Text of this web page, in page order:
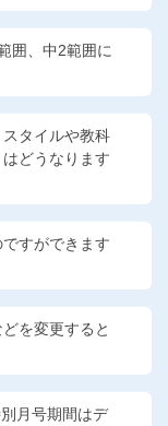
囲、中2範囲に
スタイルや教科
どうなります
すができます
を変更すると
月号期間はデ